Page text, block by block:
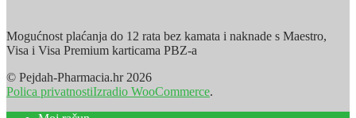
Mogućnost plaćanja do 12 rata bez kamata i naknade s Maestro,
Visa i Visa Premium karticama PBZ-a
© Pejdah-Pharmacia.hr 2026
Polica privatnostiIzradio WooCommerce.